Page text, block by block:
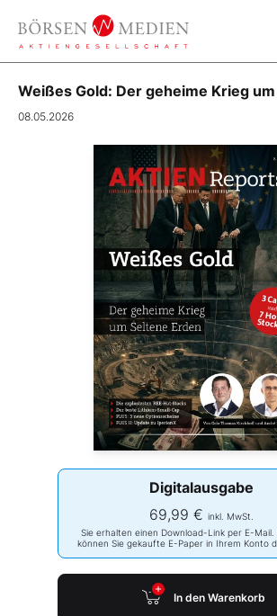
Weißes Gold: Der geheime Krieg
08.05.2026
Digitalausgabe
69,99 € inkl. MwSt.
Sie erhalten einen Download-Link per E-Mail.
können Sie gekaufte E-Paper in Ihrem Konto
In den Warenkorb